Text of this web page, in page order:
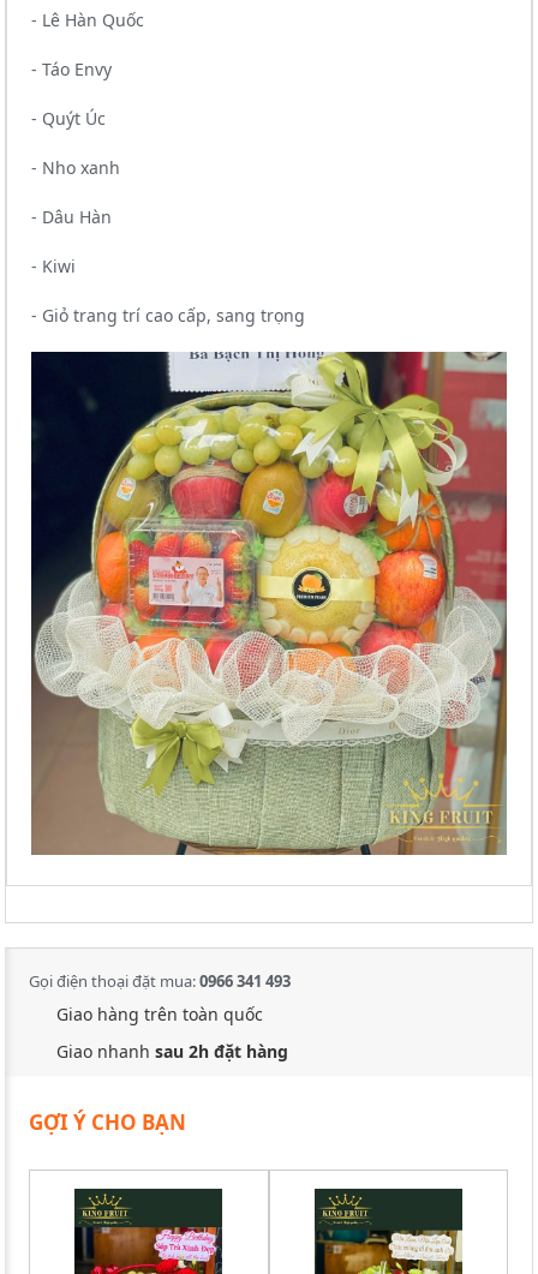
- Lê Hàn Quốc
- Táo Envy
- Quýt Úc
- Nho xanh
- Dâu Hàn
- Kiwi
- Giỏ trang trí cao cấp, sang trọng
Gọi điện thoại đặt mua:0966 341 493
Giao hàng trên toàn quốc
Giao nhanh sau 2h đặt hàng
GỢI Ý CHO BẠN